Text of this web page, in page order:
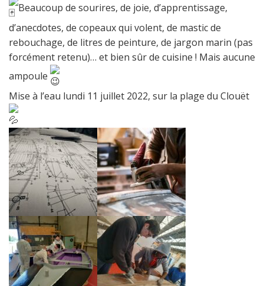
Beaucoup de sourires, de joie, d’apprentissage,
d’anecdotes, de copeaux qui volent, de mastic de
rebouchage, de litres de peinture, de jargon marin (pas
forcément retenu)… et bien sûr de cuisine ! Mais aucune
ampoule
Mise à l’eau lundi 11 juillet 2022, sur la plage du Clouët